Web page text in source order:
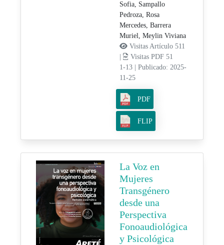
Sofia, Sampallo
Pedroza, Rosa
Mercedes, Barrera
Muriel, Meylin Viviana
Visitas Artículo 511
Visitas PDF 51
1-13
Publicado: 2025-
11-25
PDF
FLIP
La Voz en
Mujeres
Transgénero
desde una
Perspectiva
Fonoaudiológica
y Psicológica